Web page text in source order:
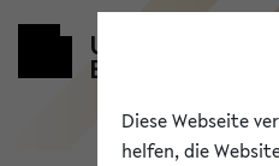
Diese Webseite
helfen, die